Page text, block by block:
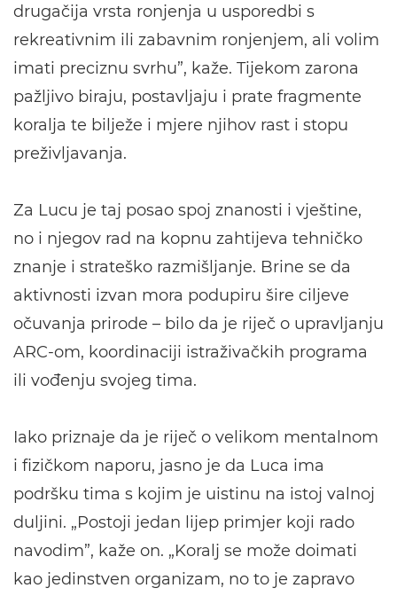
drugačija vrsta ronjenja u usporedbi s
rekreativnim ili zabavnim ronjenjem, ali volim
imati preciznu svrhu”, kaže. Tijekom zarona
pažljivo biraju, postavljaju i prate fragmente
koralja te bilježe i mjere njihov rast i stopu
preživljavanja.
Za Lucu je taj posao spoj znanosti i vještine,
no i njegov rad na kopnu zahtijeva tehničko
znanje i strateško razmišljanje. Brine se da
aktivnosti izvan mora podupiru šire ciljeve
očuvanja prirode – bilo da je riječ o upravljanju
ARC-om, koordinaciji istraživačkih programa
ili vođenju svojeg tima.
Iako priznaje da je riječ o velikom mentalnom
i fizičkom naporu, jasno je da Luca ima
podršku tima s kojim je uistinu na istoj valnoj
duljini. „Postoji jedan lijep primjer koji rado
navodim”, kaže on. „Koralj se može doimati
kao jedinstven organizam, no to je zapravo